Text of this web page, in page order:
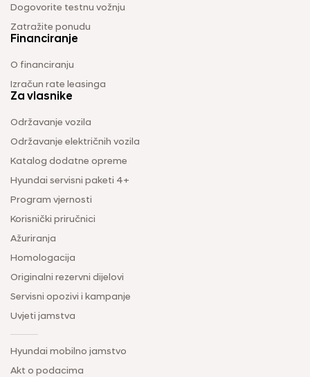
Dogovorite testnu vožnju
Zatražite ponudu
Financiranje
O financiranju
Izračun rate leasinga
Za vlasnike
Održavanje vozila
Održavanje električnih vozila
Katalog dodatne opreme
Hyundai servisni paketi 4+
Program vjernosti
Korisnički priručnici
Ažuriranja
Homologacija
Originalni rezervni dijelovi
Servisni opozivi i kampanje
Uvjeti jamstva
Hyundai mobilno jamstvo
Akt o podacima